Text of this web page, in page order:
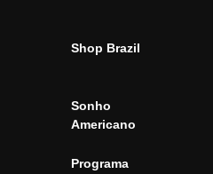
Shop Brazil
Sonho
Americano
Programa